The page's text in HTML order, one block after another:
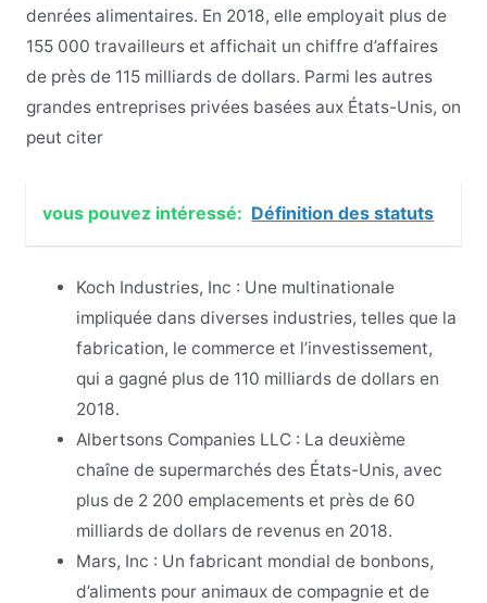
denrées alimentaires. En 2018, elle employait plus de
155 000 travailleurs et affichait un chiffre d’affaires
de près de 115 milliards de dollars. Parmi les autres
grandes entreprises privées basées aux États-Unis, on
peut citer
vous pouvez intéressé: Définition des statuts
Koch Industries, Inc : Une multinationale
impliquée dans diverses industries, telles que la
fabrication, le commerce et l’investissement,
qui a gagné plus de 110 milliards de dollars en
2018.
Albertsons Companies LLC : La deuxième
chaîne de supermarchés des États-Unis, avec
plus de 2 200 emplacements et près de 60
milliards de dollars de revenus en 2018.
Mars, Inc : Un fabricant mondial de bonbons,
d’aliments pour animaux de compagnie et de